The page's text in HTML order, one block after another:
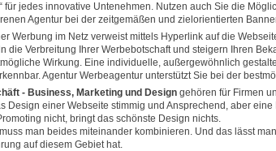
für jedes innovative Untenehmen. Nutzen auch Sie die
Agentur bei der zeitgemäßen und zielorientierten
Werbung im Netz verweist mittels Hyperlink auf die
die Verbreitung Ihrer Werbebotschaft und steigern Ihren
Wirkung. Eine individuelle, außergewöhnlich
Agentur Werbeagentur unterstützt Sie bei der
- Business, Marketing und Design gehören für Firmen
Design einer Webseite stimmig und Ansprechend, aber
nicht, bringt das schönste Design nichts.
man beides miteinander kombinieren. Und das lässt
auf diesem Gebiet hat.